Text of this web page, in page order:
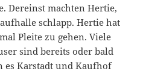
Dereinst machten Hertie,
schlapp. Hertie hat
Pleite zu gehen. Viele
sind bereits oder bald
es Karstadt und Kaufhof